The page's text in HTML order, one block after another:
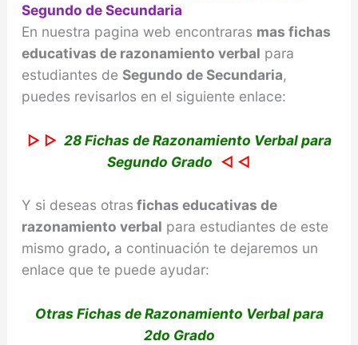
Segundo de Secundaria
En nuestra pagina web encontraras mas fichas
educativas de razonamiento verbal para
estudiantes de Segundo de Secundaria,
puedes revisarlos en el siguiente enlace:
▷ ▷ 28 Fichas de Razonamiento Verbal para
Segundo Grado ◁ ◁
Y si deseas otras fichas educativas de
razonamiento verbal para estudiantes de este
mismo grado, a continuación te dejaremos un
enlace que te puede ayudar:
Otras Fichas de Razonamiento Verbal para
2do Grado